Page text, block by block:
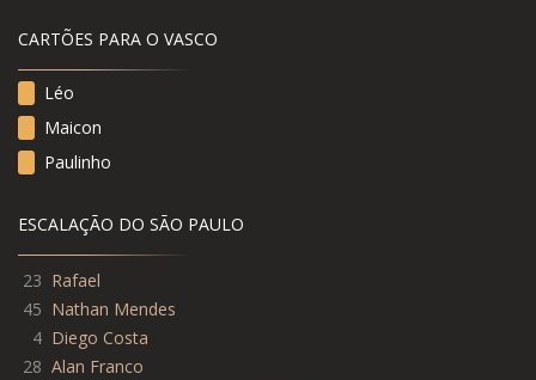
CARTÕES PARA O VASCO
Léo
Maicon
Paulinho
ESCALAÇÃO DO SÃO PAULO
23 Rafael
45 Nathan Mendes
4 Diego Costa
28 Alan Franco